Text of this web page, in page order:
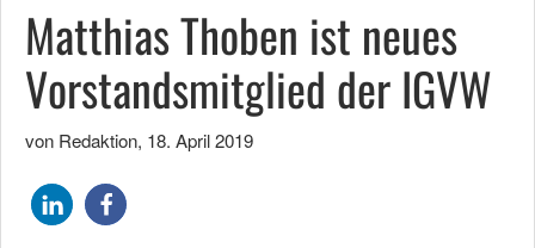
Matthias Thoben ist neues
Vorstandsmitglied der IGVW
von Redaktion, 18. April 2019